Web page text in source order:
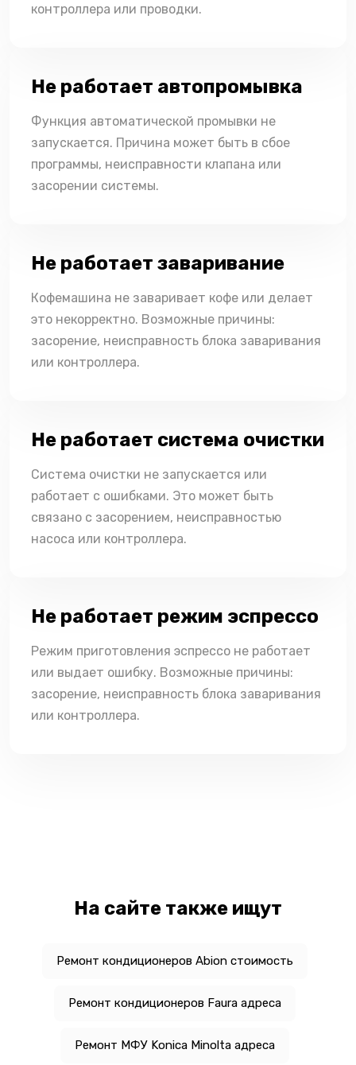
контроллера или проводки.
Не работает автопромывка
Функция автоматической промывки не
запускается. Причина может быть в сбое
программы, неисправности клапана или
засорении системы.
Не работает заваривание
Кофемашина не заваривает кофе или делает
это некорректно. Возможные причины:
засорение, неисправность блока заваривания
или контроллера.
Не работает система очистки
Система очистки не запускается или
работает с ошибками. Это может быть
связано с засорением, неисправностью
насоса или контроллера.
Не работает режим эспрессо
Режим приготовления эспрессо не работает
или выдает ошибку. Возможные причины:
засорение, неисправность блока заваривания
или контроллера.
На сайте также ищут
Ремонт кондиционеров Abion стоимость
Ремонт кондиционеров Faura адреса
Ремонт МФУ Konica Minolta адреса